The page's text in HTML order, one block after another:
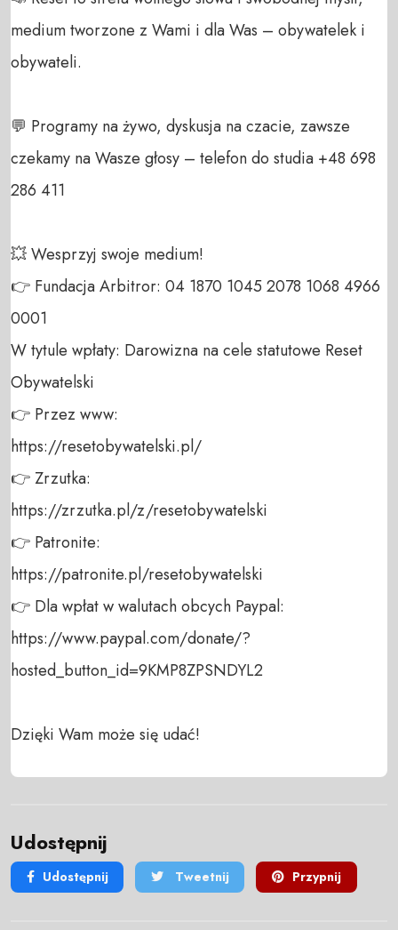
medium tworzone z Wami i dla Was – obywatelek i
obywateli.
💬 Programy na żywo, dyskusja na czacie, zawsze
czekamy na Wasze głosy – telefon do studia +48 698
286 411
💥 Wesprzyj swoje medium!
👉 Fundacja Arbitror: 04 1870 1045 2078 1068 4966
0001
W tytule wpłaty: Darowizna na cele statutowe Reset
Obywatelski
👉 Przez www:
https://resetobywatelski.pl/
👉 Zrzutka:
https://zrzutka.pl/z/resetobywatelski
👉 Patronite:
https://patronite.pl/resetobywatelski
👉 Dla wpłat w walutach obcych Paypal:
https://www.paypal.com/donate/?
hosted_button_id=9KMP8ZPSNDYL2
Dzięki Wam może się udać!
Udostępnij
Udostępnij Tweetnij Przypnij